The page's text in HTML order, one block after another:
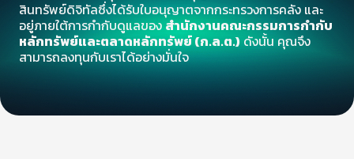
สินทรัพย์ดิจิทัลซึ่งได้รับใบอนุญาตจากกระทรวงการคลัง และ
อยู่ภายใต้การกำกับดูแลของ สำนักงานคณะกรรมการกำกับ
หลักทรัพย์และตลาดหลักทรัพย์ (ก.ล.ต.) ดังนั้น คุณจึง
สามารถลงทุนกับเราได้อย่างมั่นใจ